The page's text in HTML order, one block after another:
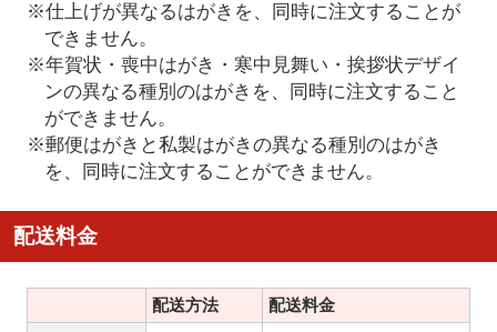
※仕上げが異なるはがきを、同時に注文することが
できません。
※年賀状・喪中はがき・寒中見舞い・挨拶状デザイ
ンの異なる種別のはがきを、同時に注文すること
ができません。
※郵便はがきと私製はがきの異なる種別のはがき
を、同時に注文することができません。
配送料金
配送方法 配送料金